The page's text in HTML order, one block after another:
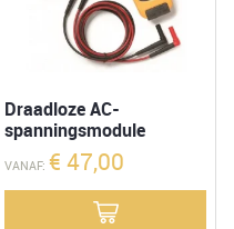
Draadloze AC-
spanningsmodule
VANAF:€ 47,00